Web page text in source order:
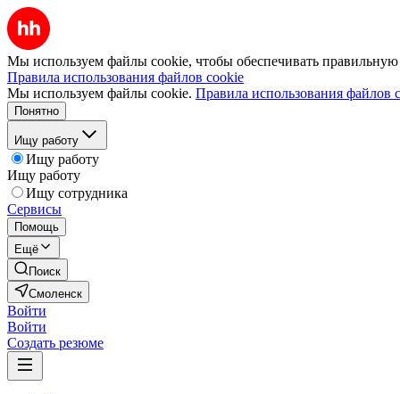
Мы используем файлы cookie, чтобы обеспечивать правильную
Правила использования файлов cookie
Мы используем файлы cookie. Правила использования файлов
Понятно
Ищу работу
Ищу работу
Ищу работу
Ищу сотрудника
Сервисы
Помощь
Ещё
Поиск
Смоленск
Войти
Войти
Создать резюме